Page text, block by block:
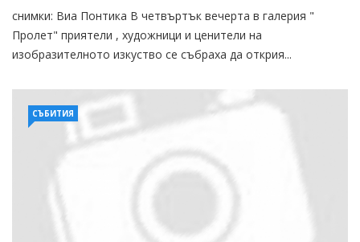
снимки: Виа Понтика В четвъртък вечерта в галерия "
Пролет" приятели , художници и ценители на
изобразителното изкуство се събраха да открия...
СЪБИТИЯ